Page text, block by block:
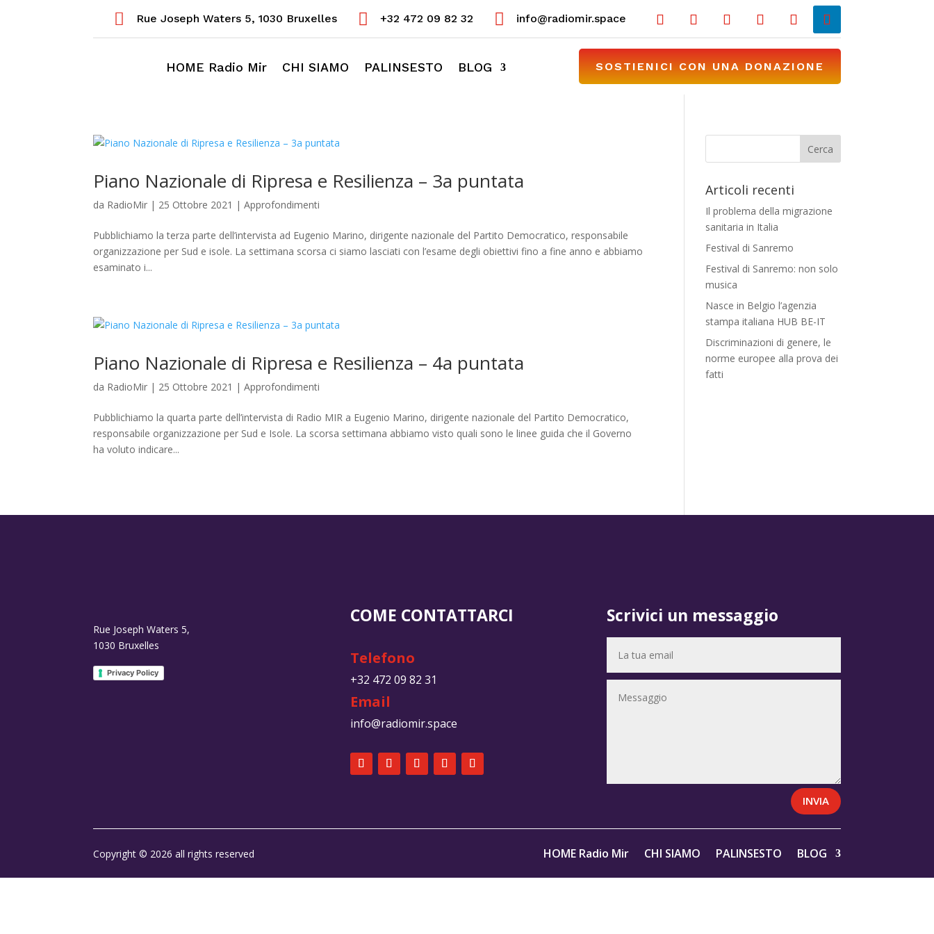
 Rue Joseph Waters 5,1030 Bruxelles  +32 472 09 82 32  info@radiomir.space
HOME Radio Mir CHI SIAMO PALINSESTO BLOG SOSTIENICI CON UNA DONAZIONE
Piano Nazionale di Ripresa e Resilienza – 3a puntata
da RadioMir | 25 Ottobre 2021 |Approfondimenti
Pubblichiamo la terza parte dell’intervista ad Eugenio Marino, dirigente nazionale del Partito Democratico, responsabile
organizzazione per Sud e isole. La settimana scorsa ci siamo lasciati con l’esame degli obiettivi fino a fine anno e abbiamo
esaminato i...
Piano Nazionale di Ripresa e Resilienza – 4a puntata
da RadioMir | 25 Ottobre 2021 |Approfondimenti
Pubblichiamo la quarta parte dell’intervista di Radio MIR a Eugenio Marino, dirigente nazionale del Partito Democratico,
responsabile organizzazione per Sud e Isole. La scorsa settimana abbiamo visto quali sono le linee guida che il Governo
ha voluto indicare...
Articoli recenti
Il problema della migrazione
sanitaria in Italia
Festival di Sanremo
Festival di Sanremo: non solo
musica
Nasce in Belgio l’agenzia
stampa italiana HUB BE-IT
Discriminazioni di genere, le
norme europee alla prova dei
fatti
Rue Joseph Waters 5,
1030 Bruxelles
Privacy Policy
COME CONTATTARCI
Telefono
+32 472 09 82 31
Email
info@radiomir.space
Scrivici un messaggio
INVIA
Copyright © 2026 all rights reserved HOME Radio Mir CHI SIAMO PALINSESTO BLOG